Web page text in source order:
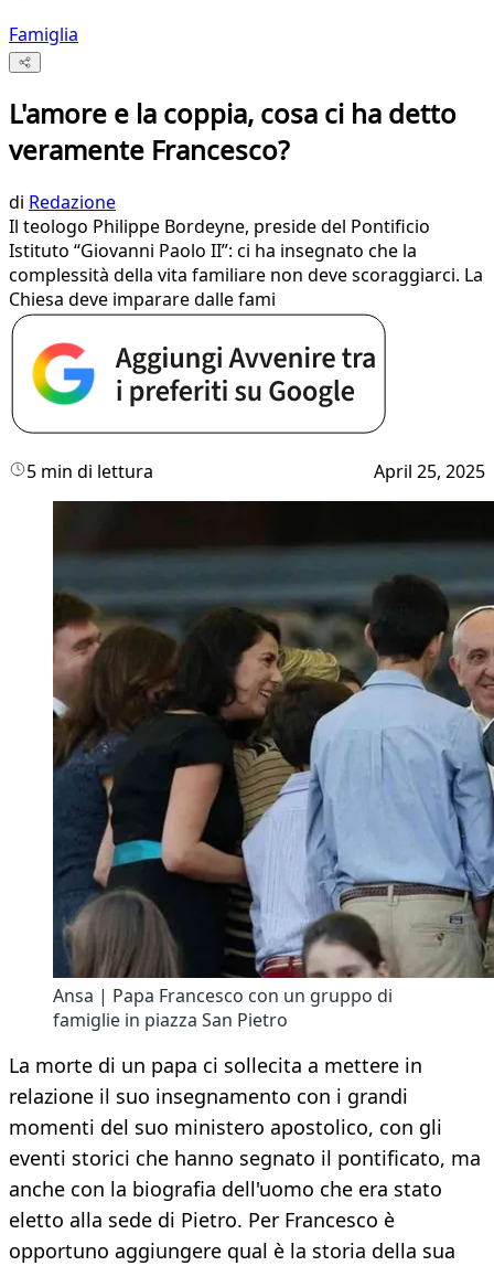
Famiglia
L'amore e la coppia, cosa ci ha detto
veramente Francesco?
di Redazione
Il teologo Philippe Bordeyne, preside del Pontificio
Istituto “Giovanni Paolo II”: ci ha insegnato che la
complessità della vita familiare non deve scoraggiarci. La
Chiesa deve imparare dalle fami
5 min di lettura April 25, 2025
Ansa | Papa Francesco con un gruppo di
famiglie in piazza San Pietro
La morte di un papa ci sollecita a mettere in
relazione il suo insegnamento con i grandi
momenti del suo ministero apostolico, con gli
eventi storici che hanno segnato il pontificato, ma
anche con la biografia dell'uomo che era stato
eletto alla sede di Pietro. Per Francesco è
opportuno aggiungere qual è la storia della sua